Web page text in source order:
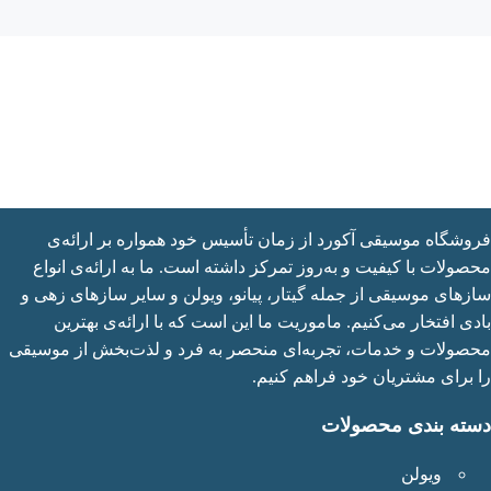
موسیقی آکورد از زمان تأسیس خود همواره بر ارائه‌ی
با کیفیت و به‌روز تمرکز داشته است. ما به ارائه‌ی انواع
موسیقی از جمله گیتار، پیانو، ویولن و سایر سازهای زهی و
افتخار می‌کنیم. ماموریت ما این است که با ارائه‌ی بهترین
و خدمات، تجربه‌ای منحصر به فرد و لذت‌بخش از موسیقی
مشتریان خود فراهم کنیم.
بندی محصولات
ویولن